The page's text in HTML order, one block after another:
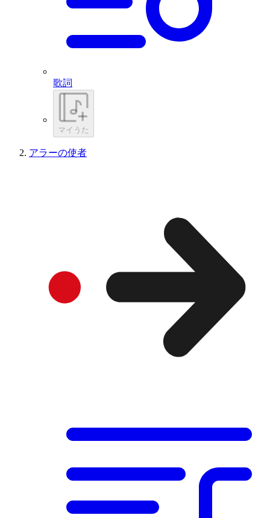
歌詞
マイうた
アラーの使者